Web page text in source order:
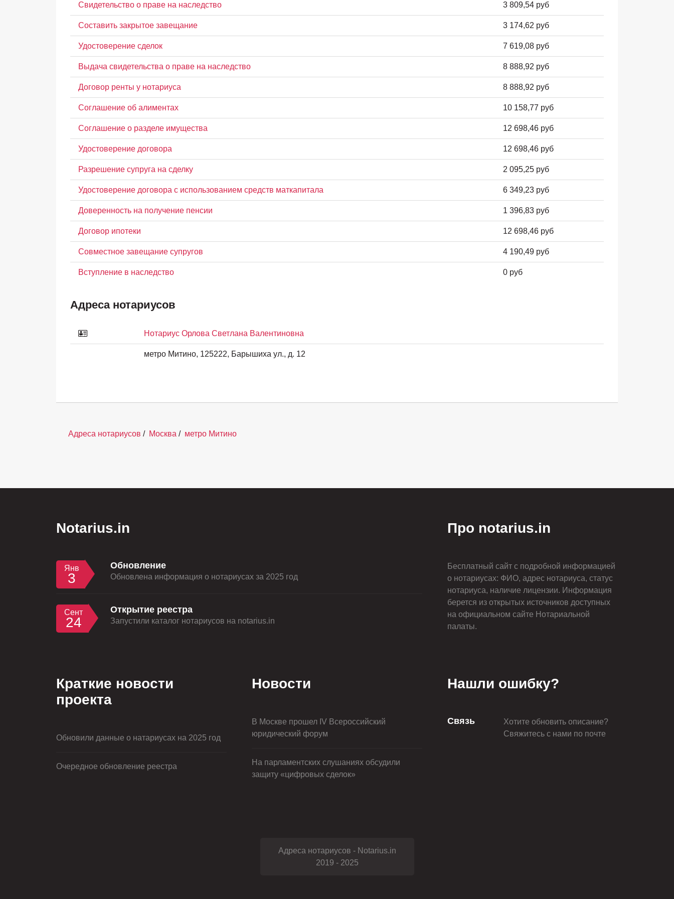
Свидетельство о праве на наследство 3 809,54 руб
Составить закрытое завещание 3 174,62 руб
Удостоверение сделок 7 619,08 руб
Выдача свидетельства о праве на наследство 8 888,92 руб
Договор ренты у нотариуса 8 888,92 руб
Соглашение об алиментах 10 158,77 руб
Соглашение о разделе имущества 12 698,46 руб
Удостоверение договора 12 698,46 руб
Разрешение супруга на сделку 2 095,25 руб
Удостоверение договора с использованием средств маткапитала 6 349,23 руб
Доверенность на получение пенсии 1 396,83 руб
Договор ипотеки 12 698,46 руб
Совместное завещание супругов 4 190,49 руб
Вступление в наследство 0 руб
Адреса нотариусов
Нотариус Орлова Светлана Валентиновна
метро Митино, 125222, Барышиха ул., д. 12
Адреса нотариусов / Москва / метро Митино
Notarius.in
Янв
3
Обновление
Обновлена информация о нотариусах за 2025 год
Сент
24
Открытие реестра
Запустили каталог нотариусов на notarius.in
Про notarius.in
Бесплатный сайт с подробной информацией
о нотариусах: ФИО, адрес нотариуса, статус
нотариуса, наличие лицензии. Информация
берется из открытых источников доступных
на официальном сайте Нотариальной
палаты.
Краткие новости
проекта
Обновили данные о натариусах на 2025 год
Очередное обновление реестра
Новости
В Москве прошел IV Всероссийский
юридический форум
На парламентских слушаниях обсудили
защиту «цифровых сделок»
Нашли ошибку?
Связь
Хотите обновить описание?
Свяжитесь с нами по почте
Адреса нотариусов - Notarius.in
2019 - 2025